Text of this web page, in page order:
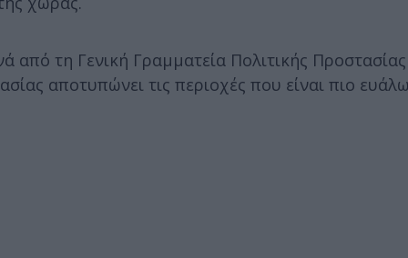
από τη Γενική Γραμματεία Πολιτικής
αποτυπώνει τις περιοχές που είναι πιο